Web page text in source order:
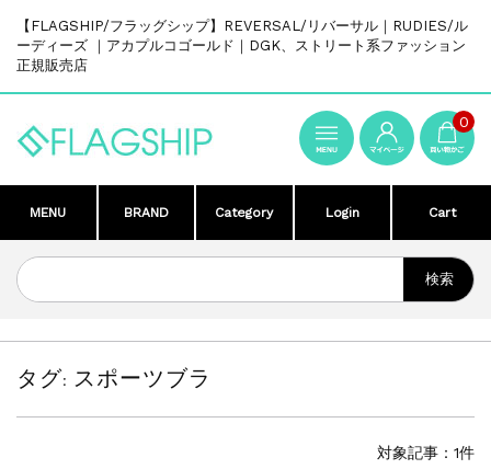
【FLAGSHIP/フラッグシップ】REVERSAL/リバーサル｜RUDIES/ル
ーディーズ ｜アカプルコゴールド｜DGK、ストリート系ファッション
正規販売店
0
MENU BRAND Category Login Cart
タグ:スポーツブラ
対象記事：1件